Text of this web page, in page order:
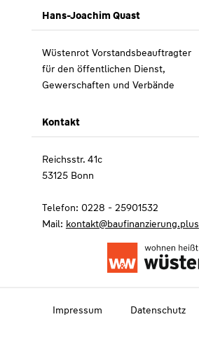
Hans-Joachim Quast
Wüstenrot Vorstandsbeauftragter
für den öffentlichen Dienst,
Gewerschaften und Verbände
Kontakt
Reichsstr. 41c
53125 Bonn
Telefon: 0228 - 25901532
Mail: kontakt@baufinanzierung.plus
Impressum Datenschutz